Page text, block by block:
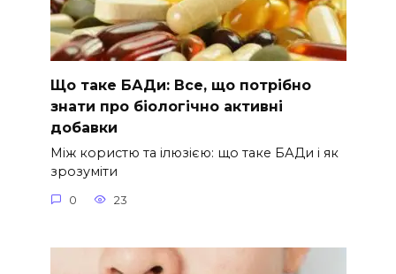
Що таке БАДи: Все, що потрібно
знати про біологічно активні
добавки
Між користю та ілюзією: що таке БАДи і як
зрозуміти
0 23